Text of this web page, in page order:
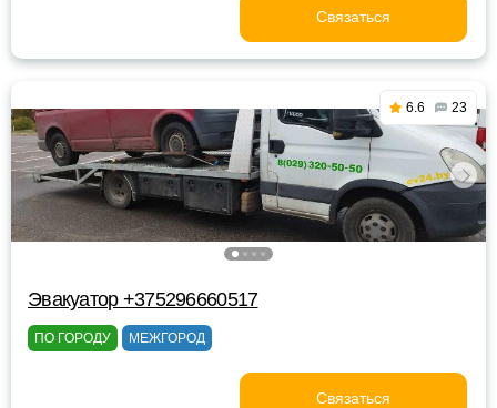
Связаться
6.6 23
Эвакуатор +375296660517
ПО ГОРОДУ МЕЖГОРОД
Связаться